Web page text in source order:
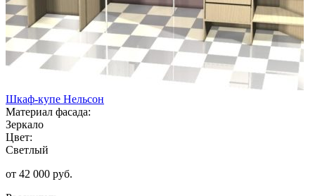
Шкаф-купе Нельсон
Материал фасада:
Зеркало
Цвет:
Светлый
от 42 000 руб.